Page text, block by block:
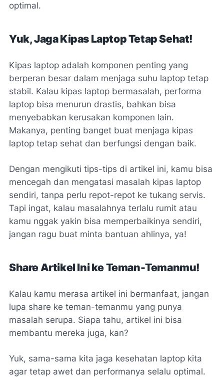
optimal.
Yuk, Jaga Kipas Laptop Tetap Sehat!
Kipas laptop adalah komponen penting yang
berperan besar dalam menjaga suhu laptop tetap
stabil. Kalau kipas laptop bermasalah, performa
laptop bisa menurun drastis, bahkan bisa
menyebabkan kerusakan komponen lain.
Makanya, penting banget buat menjaga kipas
laptop tetap sehat dan berfungsi dengan baik.
Dengan mengikuti tips-tips di artikel ini, kamu bisa
mencegah dan mengatasi masalah kipas laptop
sendiri, tanpa perlu repot-repot ke tukang servis.
Tapi ingat, kalau masalahnya terlalu rumit atau
kamu nggak yakin bisa memperbaikinya sendiri,
jangan ragu buat minta bantuan ahlinya, ya!
Share Artikel Ini ke Teman-Temanmu!
Kalau kamu merasa artikel ini bermanfaat, jangan
lupa share ke teman-temanmu yang punya
masalah serupa. Siapa tahu, artikel ini bisa
membantu mereka juga, kan?
Yuk, sama-sama kita jaga kesehatan laptop kita
agar tetap awet dan performanya selalu optimal.